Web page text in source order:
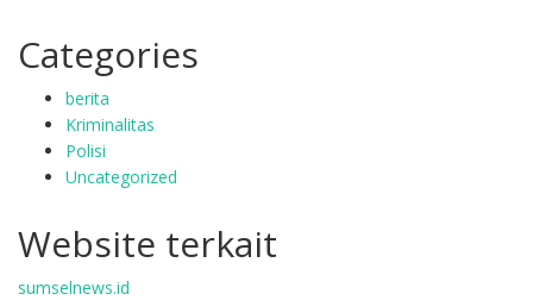
Categories
berita
Kriminalitas
Polisi
Uncategorized
Website terkait
sumselnews.id